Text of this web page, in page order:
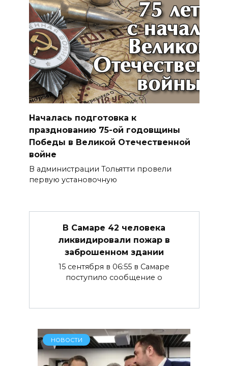
Началась подготовка к
празднованию 75-ой годовщины
Победы в Великой Отечественной
войне
В администрации Тольятти провели
первую установочную
В Самаре 42 человека
ликвидировали пожар в
заброшенном здании
15 сентября в 06:55 в Самаре
поступило сообщение о
НОВОСТИ